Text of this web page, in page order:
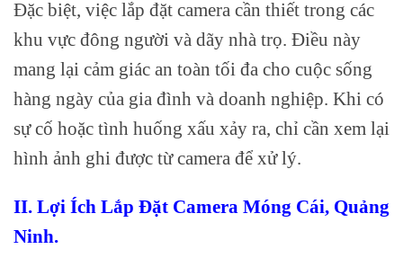
Đặc biệt, việc lắp đặt camera cần thiết trong các
khu vực đông người và dãy nhà trọ. Điều này
mang lại cảm giác an toàn tối đa cho cuộc sống
hàng ngày của gia đình và doanh nghiệp. Khi có
sự cố hoặc tình huống xấu xảy ra, chỉ cần xem lại
hình ảnh ghi được từ camera để xử lý.
II. Lợi Ích Lắp Đặt Camera Móng Cái, Quảng
Ninh.